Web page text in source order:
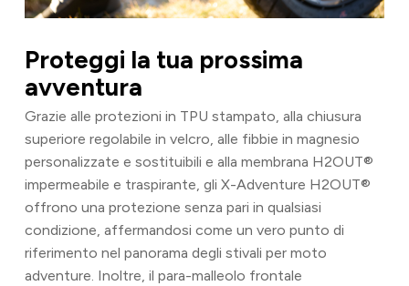
Proteggi la tua prossima
avventura
Grazie alle protezioni in TPU stampato, alla chiusura
superiore regolabile in velcro, alle fibbie in magnesio
personalizzate e sostituibili e alla membrana H2OUT®
impermeabile e traspirante, gli X-Adventure H2OUT®
offrono una protezione senza pari in qualsiasi
condizione, affermandosi come un vero punto di
riferimento nel panorama degli stivali per moto
adventure. Inoltre, il para-malleolo frontale